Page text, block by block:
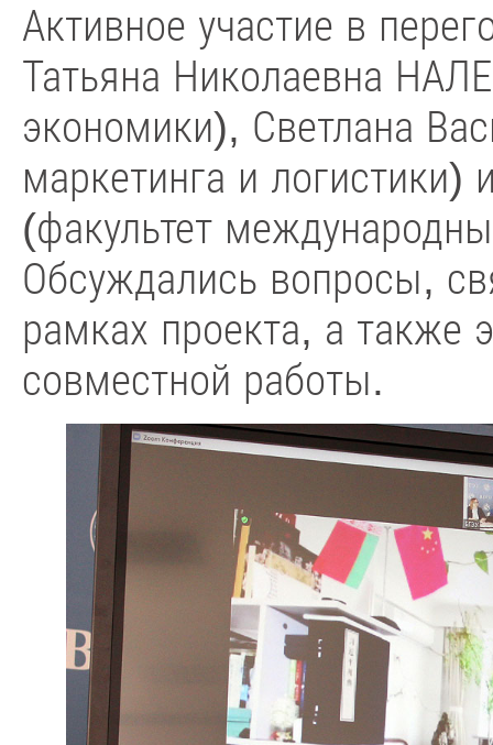
Активное участие в
Татьяна Николаевна
экономики), Светлана
маркетинга и
(факультет
Обсуждались вопросы,
рамках проекта, а также
совместной работы.